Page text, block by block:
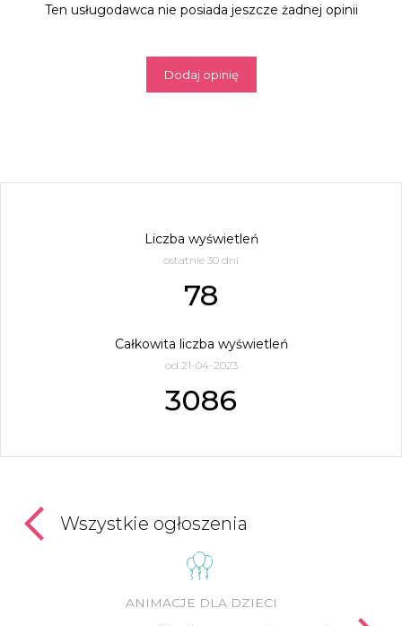
Ten usługodawca nie posiada jeszcze żadnej opinii
Dodaj opinię
Liczba wyświetleń
ostatnie 30 dni
78
Całkowita liczba wyświetleń
od 21-04-2023
3086
Wszystkie ogłoszenia
ANIMACJE DLA DZIECI